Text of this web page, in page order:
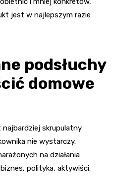
jest w najlepszym razie
podsłuchy
domowe
skrupulatny
nie wystarczy.
na działania
polityka, aktywiści.